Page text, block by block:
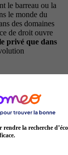
le barreau ou la
le monde du
des domaines
de droit ouvre
privé que dans
directement
ou chez un notaire
la recherche